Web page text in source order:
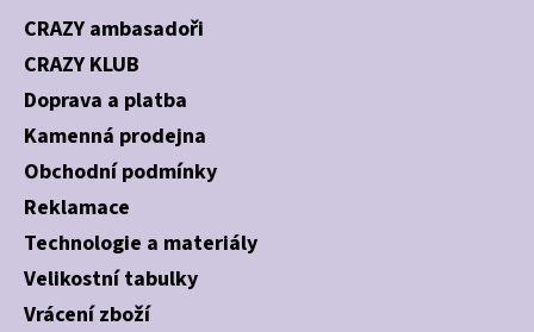
CRAZY ambasadoři
CRAZY KLUB
Doprava a platba
Kamenná prodejna
Obchodní podmínky
Reklamace
Technologie a materiály
Velikostní tabulky
Vrácení zboží